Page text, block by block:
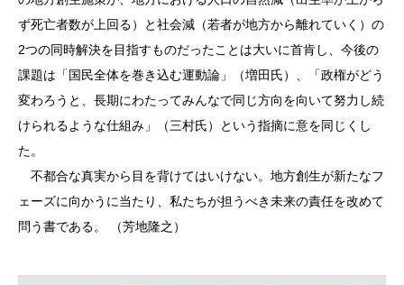
ず死亡者数が上回る）と社会減（若者が地方から離れていく）の
2つの同時解決を目指すものだったことは大いに首肯し、今後の
課題は「国民全体を巻き込む運動論」（増田氏）、「政権がどう
変わろうと、長期にわたってみんなで同じ方向を向いて努力し続
けられるような仕組み」（三村氏）という指摘に意を同じくし
た。
不都合な真実から目を背けてはいけない。地方創生が新たなフ
ェーズに向かうに当たり、私たちが担うべき未来の責任を改めて
問う書である。 （芳地隆之）